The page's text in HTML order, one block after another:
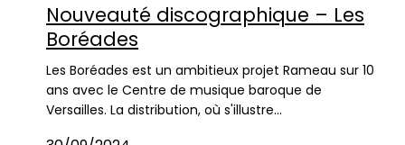
Nouveauté discographique – Les
Boréades
Les Boréades est un ambitieux projet Rameau sur 10
ans avec le Centre de musique baroque de
Versailles. La distribution, où s'illustre…